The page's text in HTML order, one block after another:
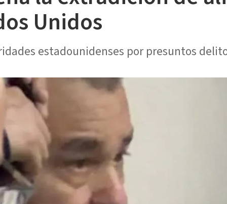
Unidos
estadounidenses por presuntos